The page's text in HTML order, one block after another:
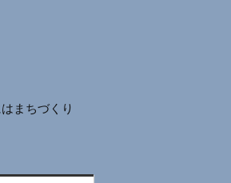
まちづくり